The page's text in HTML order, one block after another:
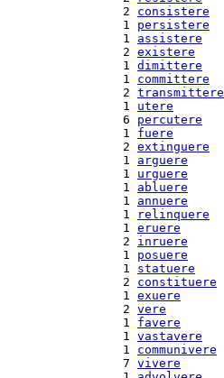
  2
consistere
  1
persistere
  1
assistere
  2
existere
  1
dimittere
  1
committere
  2
transmittere
  1
utere
  6
percutere
  1
fuere
  2
extinguere
  1
arguere
  1
urguere
  1
abluere
  1
annuere
  1
relinquere
  1
eruere
  2
inruere
  1
posuere
  1
statuere
  2
constituere
  1
exuere
  2
vere
  1
favere
  1
vastavere
  1
communivere
  7
vivere